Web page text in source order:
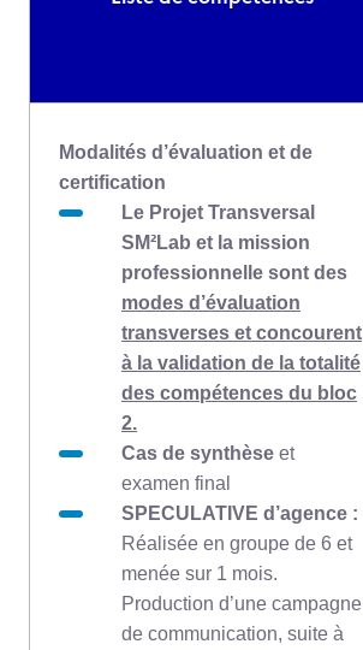
Modalités d’évaluation et de
certification
Le Projet Transversal
SM²Lab et la mission
professionnelle sont des
modes d’évaluation
transverses et concourent
à la validation de la totalité
des compétences du bloc
2.
Cas de synthèse et
examen final
SPECULATIVE d’agence :
Réalisée en groupe de 6 et
menée sur 1 mois.
Production d’une campagne
de communication, suite à